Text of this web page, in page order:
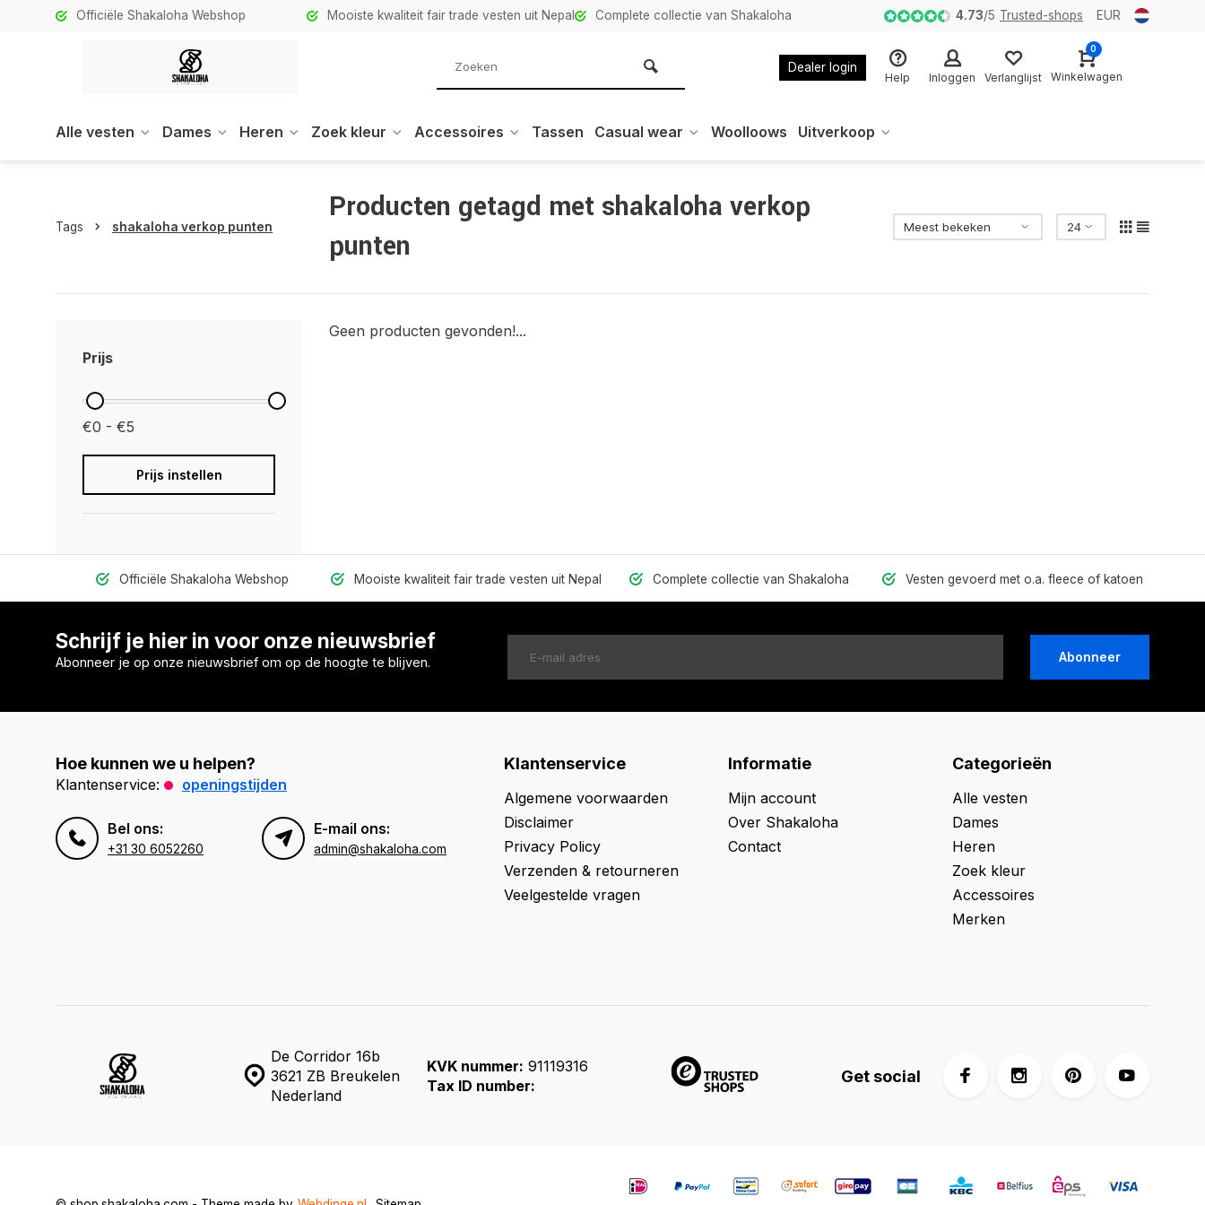
Officiële Shakaloha Webshop Mooiste kwaliteit fair trade vesten uit Nepal Complete collectie van Shakaloha 4.73/5 Trusted-shops EUR
Dealer login
Help Inloggen Verlanglijst
0
Winkelwagen
Alle vesten Dames Heren Zoek kleur Accessoires Tassen Casual wear Woolloows Uitverkoop
Tags shakaloha verkop punten
Producten getagd met shakaloha verkop
punten
Prijs
€0 - €5
Prijs instellen
Geen producten gevonden!...
Officiële Shakaloha Webshop Mooiste kwaliteit fair trade vesten uit Nepal Complete collectie van Shakaloha Vesten gevoerd met o.a. fleece of katoen
Schrijf je hier in voor onze nieuwsbrief
Abonneer je op onze nieuwsbrief om op de hoogte te blijven. Abonneer
Hoe kunnen we u helpen?
Klantenservice: openingstijden
Bel ons:
+31 30 6052260
E-mail ons:
admin@shakaloha.com
Klantenservice
Algemene voorwaarden
Disclaimer
Privacy Policy
Verzenden & retourneren
Veelgestelde vragen
Informatie
Mijn account
Over Shakaloha
Contact
Categorieën
Alle vesten
Dames
Heren
Zoek kleur
Accessoires
Merken
De Corridor 16b
3621 ZB Breukelen
Nederland
KVK nummer: 91119316
Tax ID number:
Get social